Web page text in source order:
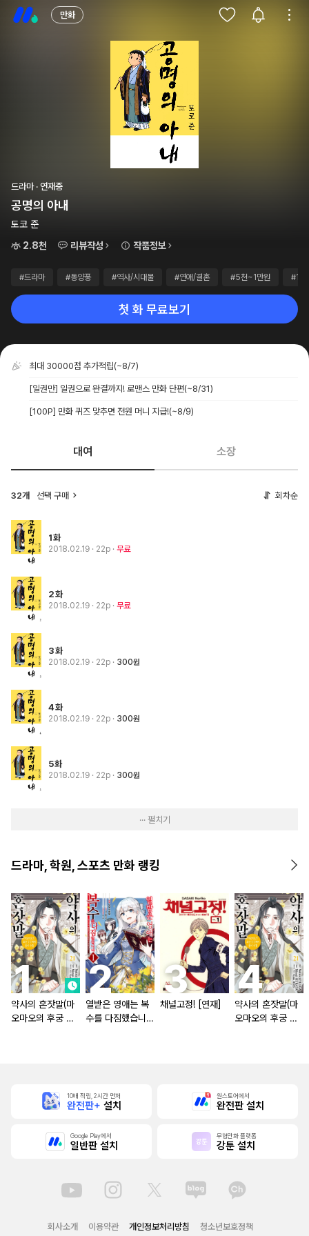
만화
드라마 · 연재중
공명의 아내
토코 준
2.8천
리뷰작성 작품정보
#드라마 #동양풍 #역사/시대물 #연애/결혼 #5천~1만원 #10
첫 화 무료보기
최대 30000점 추가적립(~8/7)
[일권만] 일권으로 완결까지! 로맨스 만화 단편(~8/31)
[100P] 만화 퀴즈 맞추면 전원 머니 지급!(~8/9)
대여 소장
32개 선택 구매 회차순
1화
2018.02.19 · 22p 무료
2화
2018.02.19 · 22p 무료
3화
2018.02.19 · 22p 300원
4화
2018.02.19 · 22p 300원
5화
2018.02.19 · 22p 300원
··· 펼치기
드라마, 학원, 스포츠 만화 랭킹
약사의 혼잣말(마
오마오의 후궁 수
열받은 영애는 복
수를 다짐했습니다
채널고정! [연재]
약사의 혼잣말(마
오마오의 후궁 수
10배 적립, 2시간 먼저
완전판+ 설치
원스토어에서
완전판 설치
Google Play에서
일반판 설치
무협만화 플랫폼
강툰 설치
회사소개 이용약관 개인정보처리방침 청소년보호정책